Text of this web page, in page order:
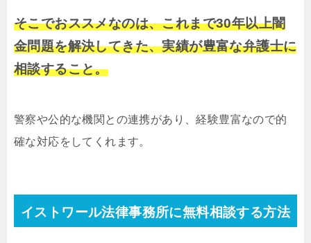
そこでおススメなのは、これまで30年以上闇
金問題を解決してきた、実績が豊富な弁護士に
相談すること。
警察や公的な機関との連携があり、経験豊富なので的
確な対応をしてくれます。
イストワール法律事務所に無料相談する方法